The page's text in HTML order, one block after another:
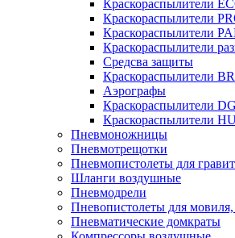
Краскораспылители
Краскораспылители
Краскораспылители
Краскораспылители
Средсва защиты
Краскораспылители
Аэрографы
Краскораспылители
Краскораспылители
Пневмоножницы
Пневмотрещотки
Пневмопистолеты для
Шланги воздушные
Пневмодрели
Пневопистолеты для
Пневматические домкраты